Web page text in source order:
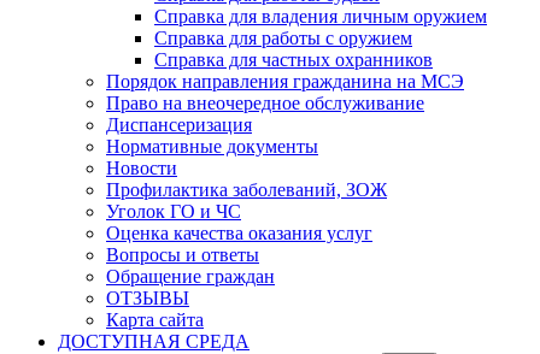
Справка для владения личным оружием
Справка для работы с оружием
Справка для частных охранников
Порядок направления гражданина на МСЭ
Право на внеочередное обслуживание
Диспансеризация
Нормативные документы
Новости
Профилактика заболеваний, ЗОЖ
Уголок ГО и ЧС
Оценка качества оказания услуг
Вопросы и ответы
Обращение граждан
ОТЗЫВЫ
Карта сайта
ДОСТУПНАЯ СРЕДА